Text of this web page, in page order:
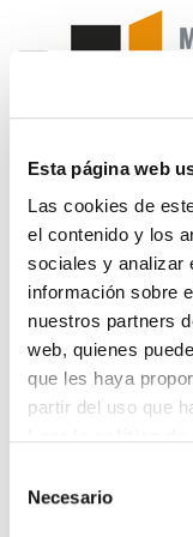
Esta página web
Las cookies de
el contenido y los
sociales y analizar
información sobre
nuestros partners
web, quienes
que les haya
partir del uso que
Necesario
landeia196.pdf
Sumarioa 3.-
defendatu 5.-
Etcheverry:
Desde